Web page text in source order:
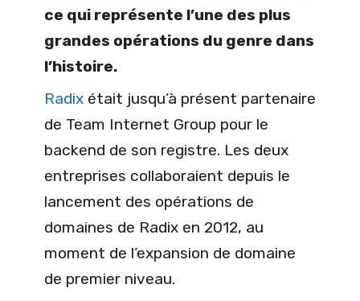
ce qui représente l’une des plus
grandes opérations du genre dans
l’histoire.
Radix était jusqu’à présent partenaire
de Team Internet Group pour le
backend de son registre. Les deux
entreprises collaboraient depuis le
lancement des opérations de
domaines de Radix en 2012, au
moment de l’expansion de domaine
de premier niveau.